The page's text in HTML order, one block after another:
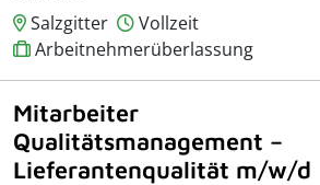
Salzgitter
Vollzeit
Arbeitnehmerüberlassung
Mitarbeiter
Qualitätsmanagement –
Lieferantenqualität m/w/d